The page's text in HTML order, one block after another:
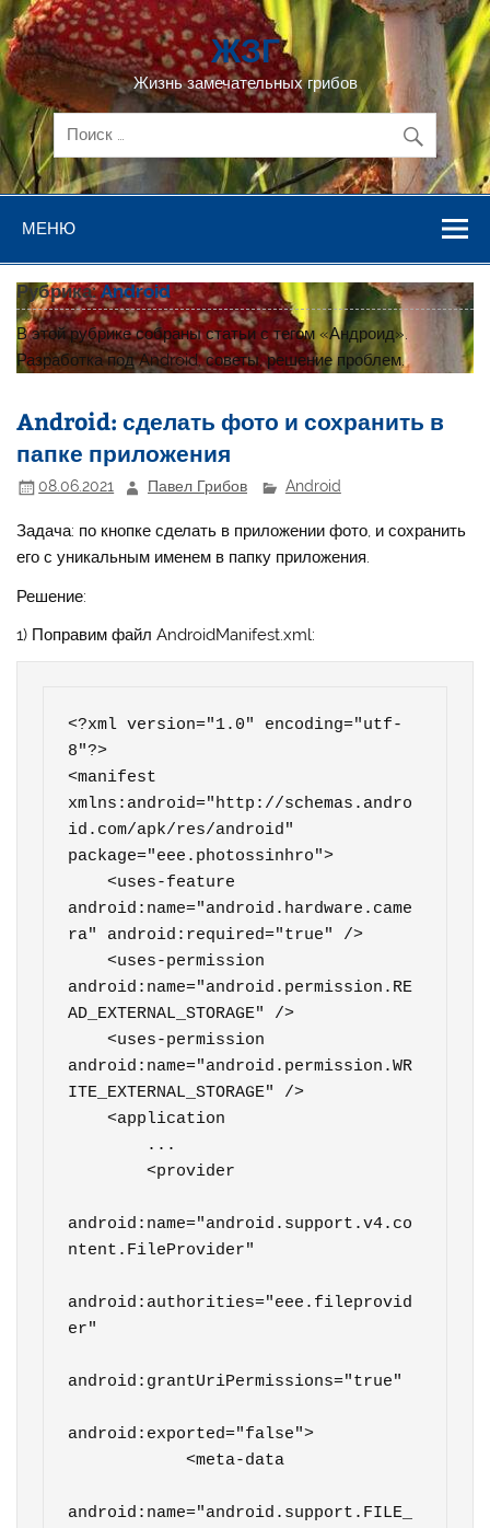
Перейти
к
содержимому
ЖЗГ
Жизнь замечательных грибов
МЕНЮ
Рубрика:Android
В этой рубрике собраны статьи с тегом «Андроид».
Разработка под Android, советы, решение проблем.
Android: сделать фото и сохранить в
папке приложения
08.06.2021 Павел Грибов Android
Задача: по кнопке сделать в приложении фото, и сохранить
его с уникальным именем в папку приложения.
Решение:
1) Поправим файл AndroidManifest.xml:
<?xml version="1.0" encoding="utf-
8"?>
<manifest
xmlns:android="http://schemas.andro
id.com/apk/res/android"
package="eee.photossinhro">
    <uses-feature
android:name="android.hardware.came
ra" android:required="true" />
    <uses-permission
android:name="android.permission.RE
AD_EXTERNAL_STORAGE" />
    <uses-permission
android:name="android.permission.WR
ITE_EXTERNAL_STORAGE" />
    <application
        <provider
android:name="android.support.v4.co
ntent.FileProvider"
android:authorities="eee.fileprovid
er"
android:grantUriPermissions="true"
android:exported="false">
            <meta-data
android:name="android.support.FILE_